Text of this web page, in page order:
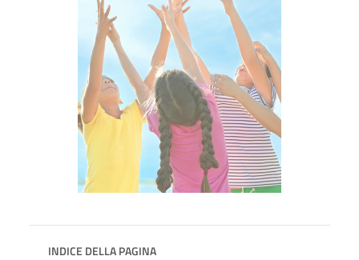
INDICE DELLA PAGINA